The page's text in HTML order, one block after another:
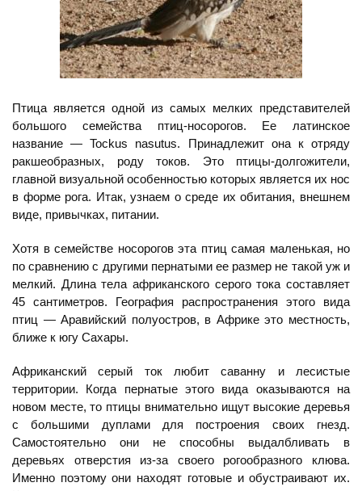
Птица является одной из самых мелких представителей
большого семейства птиц-носорогов. Ее латинское
название — Tockus nasutus. Принадлежит она к отряду
ракшеобразных, роду токов. Это птицы-долгожители,
главной визуальной особенностью которых является их нос
в форме рога. Итак, узнаем о среде их обитания, внешнем
виде, привычках, питании.
Хотя в семействе носорогов эта птиц самая маленькая, но
по сравнению с другими пернатыми ее размер не такой уж и
мелкий. Длина тела африканского серого тока составляет
45 сантиметров. География распространения этого вида
птиц — Аравийский полуостров, в Африке это местность,
ближе к югу Сахары.
Африканский серый ток любит саванну и лесистые
территории. Когда пернатые этого вида оказываются на
новом месте, то птицы внимательно ищут высокие деревья
с большими дуплами для построения своих гнезд.
Самостоятельно они не способны выдалбливать в
деревьях отверстия из-за своего рогообразного клюва.
Именно поэтому они находят готовые и обустраивают их.